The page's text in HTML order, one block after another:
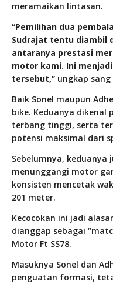
meramaikan lintasan.
“Pemilihan dua
Sudrajat tentu diambil
antaranya prestasi
motor kami. Ini
tersebut,” ungkap
Baik Sonel maupun
bike. Keduanya
terbang tinggi, serta
potensi maksimal dari
Sebelumnya,
menunggangi motor
konsisten mencetak
201 meter.
Kecocokan ini jadi
dianggap sebagai
Motor Ft SS78.
Masuknya Sonel dan
penguatan formasi,